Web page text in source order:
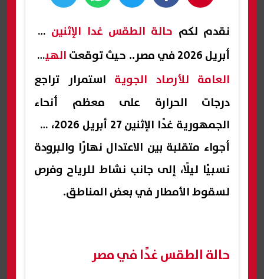
نقدم لكم حالة الطقس غدا الإثنين 27
أبريل 2026 في مصر.. حيث توقعت
الهيئة
العامة للأرصاد الجوية استمرار تراجع
درجات الحرارة على معظم أنحاء
الجمهورية غدًا الإثنين 27 أبريل 2026، مع
أجواء متقلبة بين الاعتدال نهارًا والبرودة
نسبيًا ليلًا، إلى جانب نشاط للرياح وفرص
لسقوط الأمطار في بعض المناطق.
حالة الطقس غدًا في مصر